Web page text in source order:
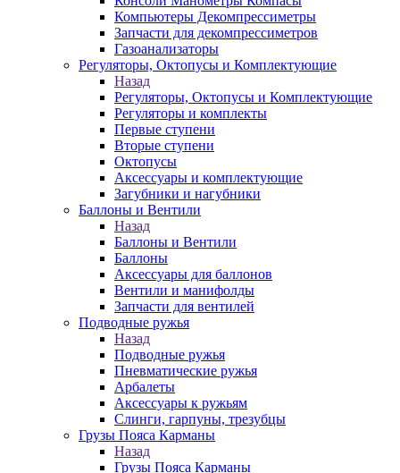
Компьютеры Декомпрессиметры
Запчасти для декомпрессиметров
Газоанализаторы
Регуляторы, Октопусы и Комплектующие
Назад
Регуляторы, Октопусы и Комплектующие
Регуляторы и комплекты
Первые ступени
Вторые ступени
Октопусы
Аксессуары и комплектующие
Загубники и нагубники
Баллоны и Вентили
Назад
Баллоны и Вентили
Баллоны
Аксессуары для баллонов
Вентили и манифолды
Запчасти для вентилей
Подводные ружья
Назад
Подводные ружья
Пневматические ружья
Арбалеты
Аксессуары к ружьям
Слинги, гарпуны, трезубцы
Грузы Пояса Карманы
Назад
Грузы Пояса Карманы